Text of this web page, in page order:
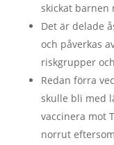
skickat barnen
Det är delade
och påverkas
riskgrupper
Redan förra
skulle bli med
vaccinera mot
norrut